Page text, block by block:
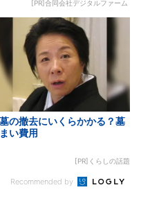
[PR]合同会社デジタルファーム
の撤去にいくらかかる？墓
い費用
[PR]くらしの話題
Recommended by